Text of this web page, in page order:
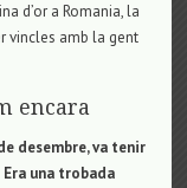
d’or a Romania, la
vincles amb la gent
encara
desembre, va tenir
una trobada